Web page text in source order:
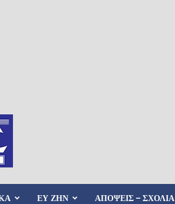
ΕΥ ΖΗΝ ΑΠΟΨΕΙΣ – ΣΧΟΛΙΑ